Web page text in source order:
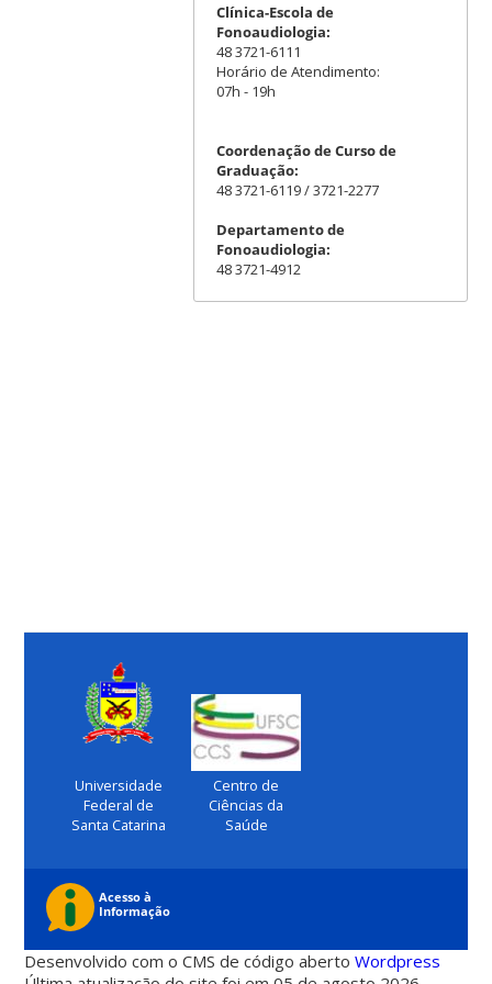
Clínica-Escola de
Fonoaudiologia:
48 3721-6111
Horário de Atendimento:
07h - 19h
Coordenação de Curso de
Graduação:
48 3721-6119 / 3721-2277
Departamento de
Fonoaudiologia:
48 3721-4912
Universidade
Federal de
Santa Catarina
Centro de
Ciências da
Saúde
Desenvolvido com o CMS de código abertoWordpress